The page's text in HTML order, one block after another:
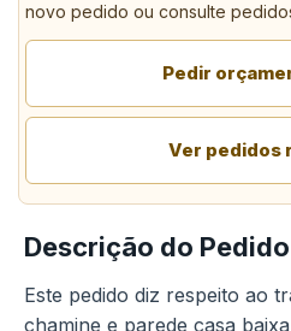
novo pedido ou consulte
Pedir
Ver pedidos
Descrição do
Este pedido diz respeito ao
chamine e parede casa